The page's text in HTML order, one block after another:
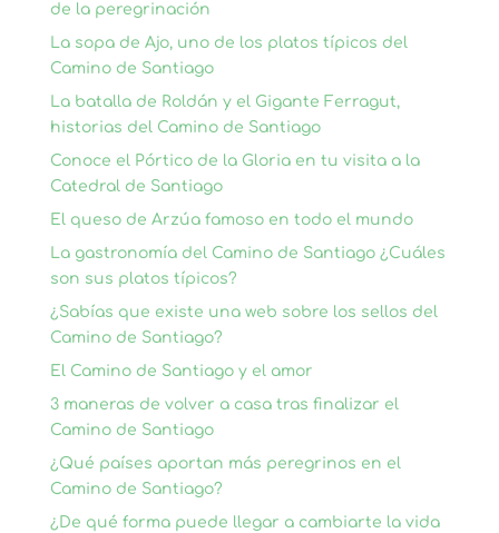
de la peregrinación
La sopa de Ajo, uno de los platos típicos del
Camino de Santiago
La batalla de Roldán y el Gigante Ferragut,
historias del Camino de Santiago
Conoce el Pórtico de la Gloria en tu visita a la
Catedral de Santiago
El queso de Arzúa famoso en todo el mundo
La gastronomía del Camino de Santiago ¿Cuáles
son sus platos típicos?
¿Sabías que existe una web sobre los sellos del
Camino de Santiago?
El Camino de Santiago y el amor
3 maneras de volver a casa tras finalizar el
Camino de Santiago
¿Qué países aportan más peregrinos en el
Camino de Santiago?
¿De qué forma puede llegar a cambiarte la vida